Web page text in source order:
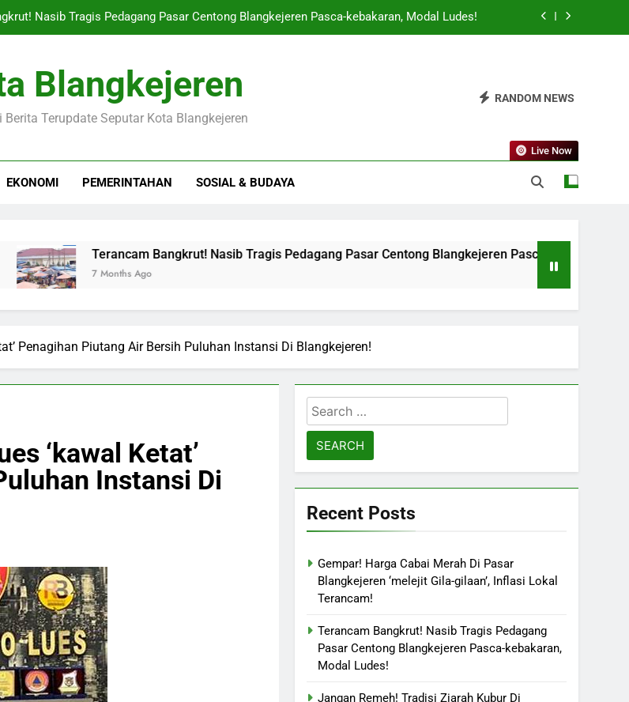
Nasib Tragis Pedagang Pasar Centong Blangkejeren Pasca-kebakaran, Modal Ludes!
Negeri: Gayo Lues Raih Predikat Kinerja Keuangan Daerah Terbaik, Kota Blangkejeren
Harga Cabai Merah Di Pasar Blangkejeren ‘melejit Gila-gilaan’, Inflasi Lokal Terancam!
Tradisi Ziarah Kubur Di Blangkejeren Tiba-tiba Jadi Sorotan Nasional Karena Keunikan
Blangkejeren
Berita Terupdate Seputar Kota Blangkejeren
RANDOM NEWS
EKONOMI PEMERINTAHAN SOSIAL & BUDAYA
Live Now
Terancam Bangkrut! Nasib Tragis Pedagang Pasar Centong Blangkejeren Pasca-kebakaran, Modal Ludes!
7 Months Ago
Penagihan Piutang Air Bersih Puluhan Instansi Di Blangkejeren!
‘kawal Ketat’
Instansi Di
Search
for:
Recent Posts
Gempar! Harga Cabai Merah Di Pasar
Blangkejeren ‘melejit Gila-gilaan’, Inflasi Lokal
Terancam!
Terancam Bangkrut! Nasib Tragis Pedagang
Pasar Centong Blangkejeren Pasca-kebakaran,
Modal Ludes!
Jangan Remeh! Tradisi Ziarah Kubur Di